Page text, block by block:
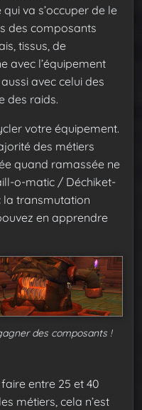
va s’occuper de le
des composants
tissus, de
avec l’équipement
avec celui des
des raids.
votre équipement.
des métiers
quand ramassée ne
o-matic / Déchiket-
la transmutation
en apprendre
des composants !
entre 25 et 40
métiers, cela n’est